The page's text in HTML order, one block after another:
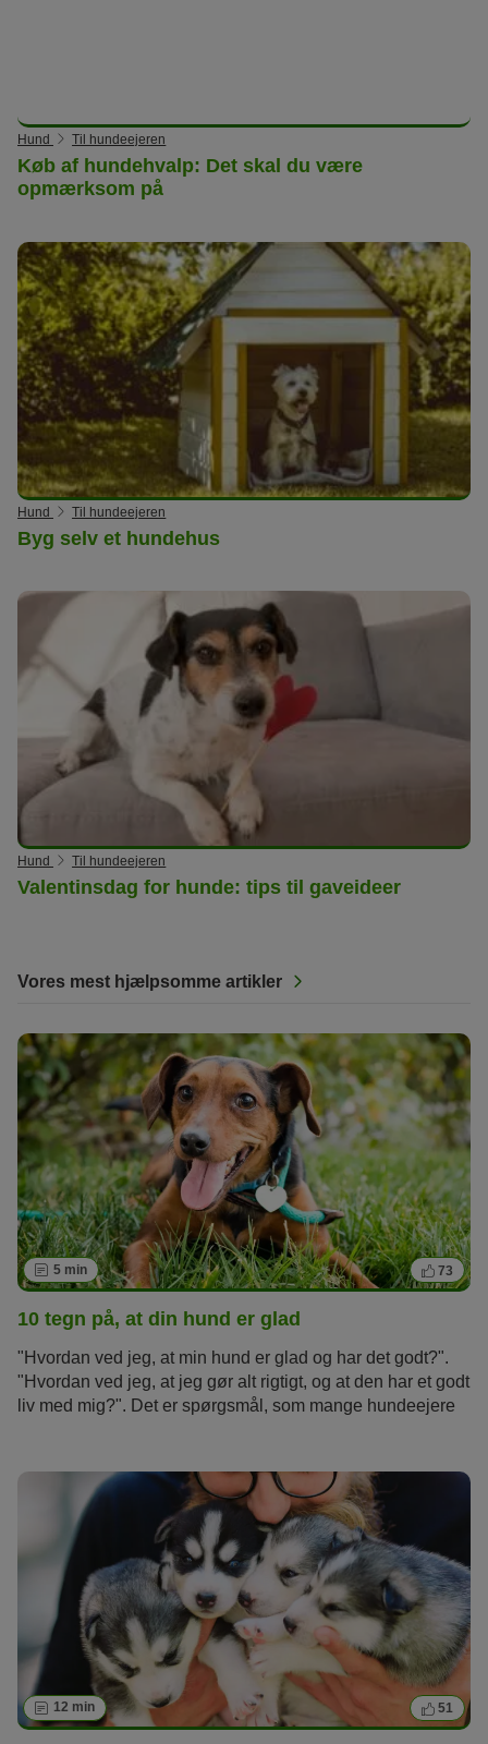
Hund Til hundeejeren
Køb af hundehvalp: Det skal du være
opmærksom på
Hund Til hundeejeren
Byg selv et hundehus
Hund Til hundeejeren
Valentinsdag for hunde: tips til gaveideer
Vores mest hjælpsomme artikler
5 min 73
10 tegn på, at din hund er glad
"Hvordan ved jeg, at min hund er glad og har det godt?".
"Hvordan ved jeg, at jeg gør alt rigtigt, og at den har et godt
liv med mig?". Det er spørgsmål, som mange hundeejere
12 min 51